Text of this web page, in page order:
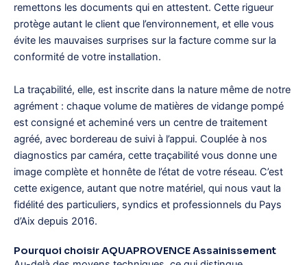
remettons les documents qui en attestent. Cette rigueur
protège autant le client que l’environnement, et elle vous
évite les mauvaises surprises sur la facture comme sur la
conformité de votre installation.
La traçabilité, elle, est inscrite dans la nature même de notre
agrément : chaque volume de matières de vidange pompé
est consigné et acheminé vers un centre de traitement
agréé, avec bordereau de suivi à l’appui. Couplée à nos
diagnostics par caméra, cette traçabilité vous donne une
image complète et honnête de l’état de votre réseau. C’est
cette exigence, autant que notre matériel, qui nous vaut la
fidélité des particuliers, syndics et professionnels du Pays
d’Aix depuis 2016.
Pourquoi choisir AQUAPROVENCE Assainissement